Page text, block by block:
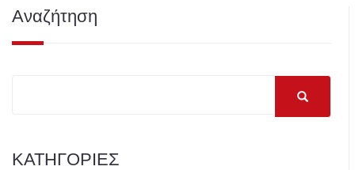
Αναζήτηση
ΚΑΤΗΓΟΡΙΕΣ